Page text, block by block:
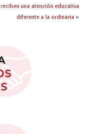
reciben una atención educativa
diferente a la ordinaria»